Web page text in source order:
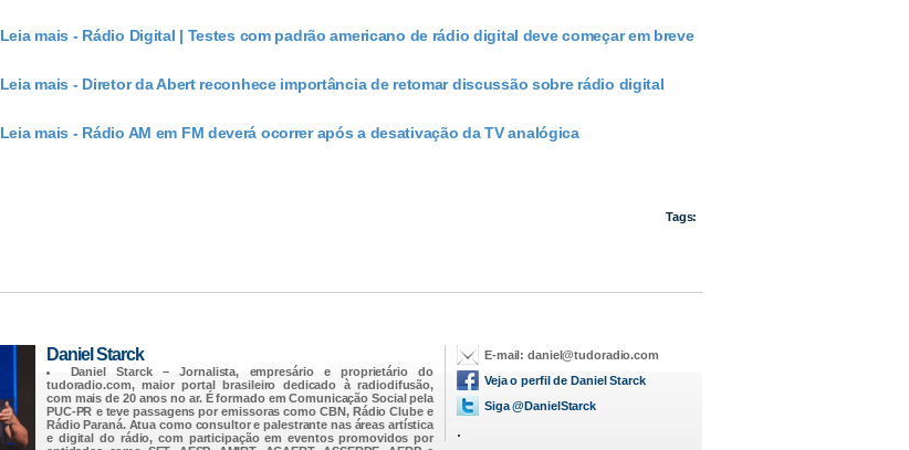
Leia mais - Rádio Digital | Testes com padrão americano de rádio digital deve começar em breve
Leia mais - Diretor da Abert reconhece importância de retomar discussão sobre rádio digital
Leia mais - Rádio AM em FM deverá ocorrer após a desativação da TV analógica
Tags:
Daniel Starck
Daniel Starck– Jornalista, empresário e proprietário do
tudoradio.com, maior portal brasileiro dedicado à radiodifusão,
com mais de 20 anos no ar. É formado em Comunicação Social pela
PUC-PR e teve passagens por emissoras como CBN, Rádio Clube e
Rádio Paraná. Atua como consultor e palestrante nas áreas artística
e digital do rádio, com participação em eventos promovidos por
E-mail:daniel@tudoradio.com
Veja o perfil de Daniel Starck
Siga @DanielStarck
.